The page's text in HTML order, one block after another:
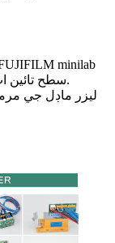
کي DPSS کان SLD سطح تائين اپ گريڊ ڪري سگھجي ٿو.